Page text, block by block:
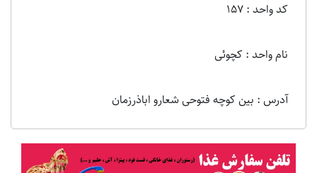
کد واحد : 157
نام واحد : کچوئی
آدرس : بین کوچه فتوحی شعارو اباذرزمان